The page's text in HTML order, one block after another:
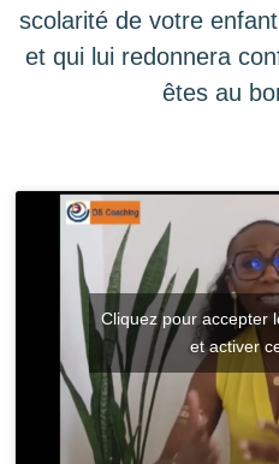
scolarité de votre
et qui lui redonnera
êtes au
Cliquez pour accepter
et activer